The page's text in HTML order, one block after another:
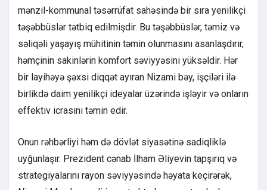
mənzil-kommunal təsərrüfat sahəsində bir sıra yenilikçi
təşəbbüslər tətbiq edilmişdir. Bu təşəbbüslər, təmiz və
səliqəli yaşayış mühitinin təmin olunmasını asanlaşdırır,
həmçinin sakinlərin komfort səviyyəsini yüksəldir. Hər
bir layihəyə şəxsi diqqət ayıran Nizami bəy, işçiləri ilə
birlikdə daim yenilikçi ideyalar üzərində işləyir və onların
effektiv icrasını təmin edir.
Onun rəhbərliyi həm də dövlət siyasətinə sadiqliklə
uyğunlaşır. Prezident cənab İlham Əliyevin tapşırıq və
strategiyalarını rayon səviyyəsində həyata keçirərək,